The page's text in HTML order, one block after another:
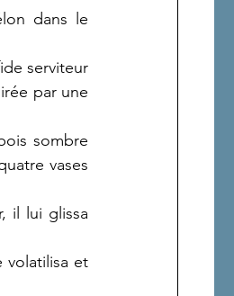
dans le
serviteur
par une
sombre
vases
il lui glissa
volatilisa et